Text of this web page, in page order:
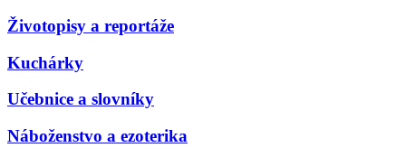
Životopisy a reportáže
Kuchárky
Učebnice a slovníky
Náboženstvo a ezoterika